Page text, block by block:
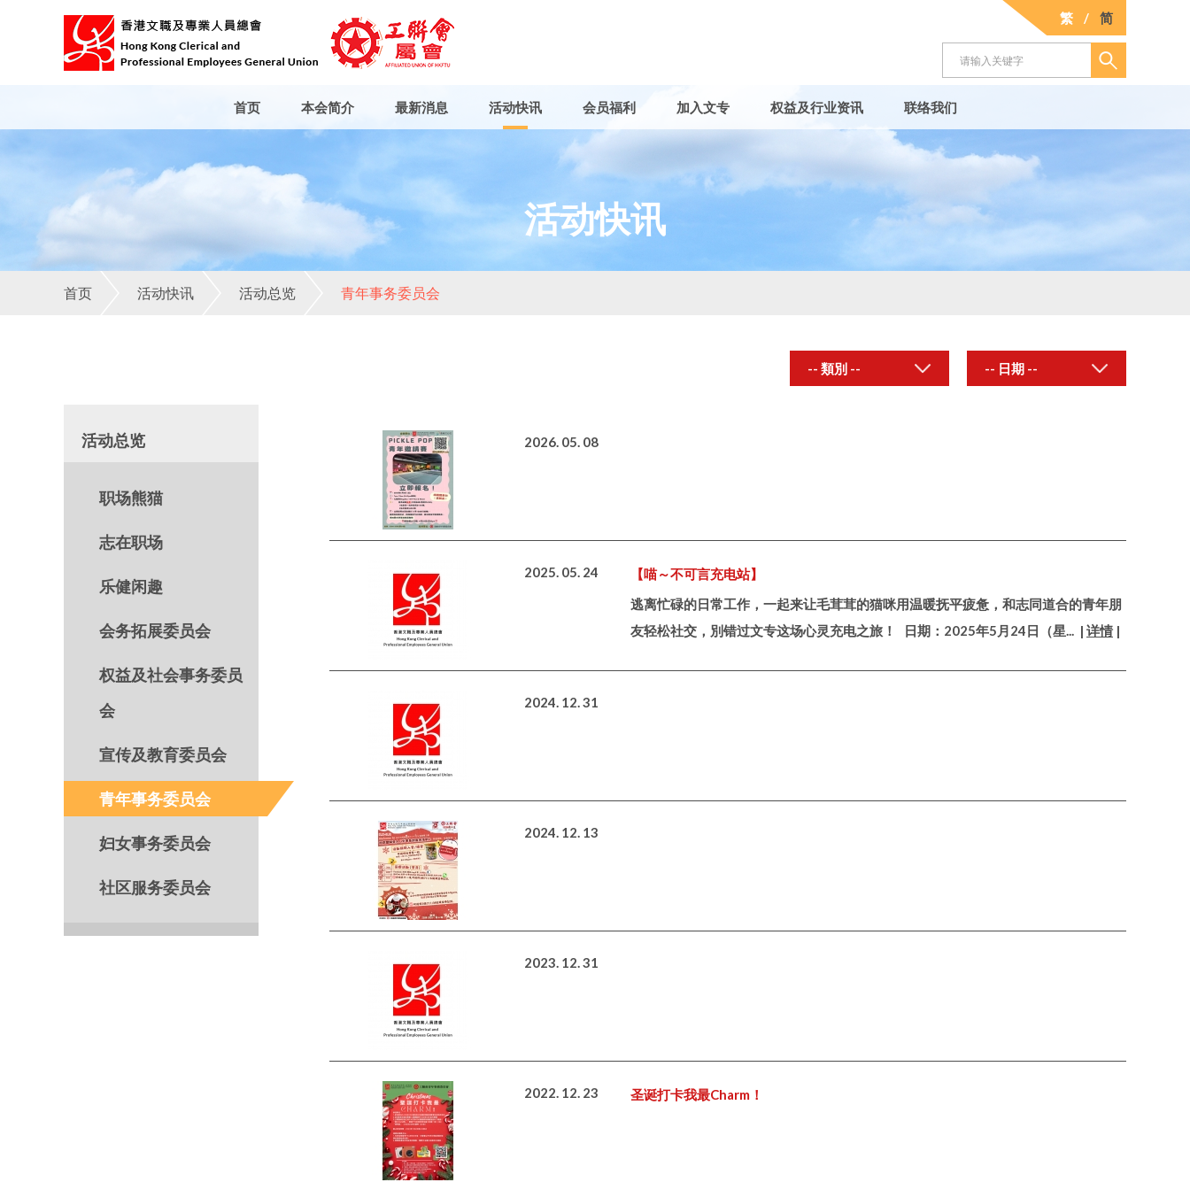
繁 / 简
首页 本会简介 最新消息 活动快讯 会员福利 加入文专 权益及行业资讯 联络我们
活动快讯
首页 活动快讯 活动总览 青年事务委员会
-- 類別 --
活动总览
职场熊猫
志在职场
乐健闲趣
会务拓展委员会
权益及社会事务委员
会
宣传及教育委员会
青年事务委员会
妇女事务委员会
社区服务委员会
2026. 05. 08
2025. 05. 24
【喵～不可言充电站】
逃离忙碌的日常工作，一起来让毛茸茸的猫咪用温暖抚平疲惫，和志同道合的青年朋
友轻松社交，別错过文专这场心灵充电之旅！ 日期：2025年5月24日（星... | 详情 |
2024. 12. 31
2024. 12. 13
2023. 12. 31
2022. 12. 23 圣诞打卡我最Charm！